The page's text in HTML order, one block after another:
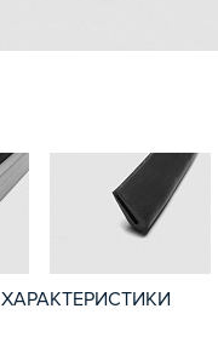
ПРОФИЛЬ
ОБРАБОТКА
СОЕДИНИТЕЛИ